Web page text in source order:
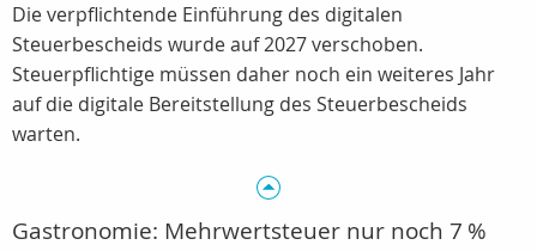
Die verpflichtende Einführung des digitalen
Steuerbescheids wurde auf 2027 verschoben.
Steuerpflichtige müssen daher noch ein weiteres Jahr
auf die digitale Bereitstellung des Steuerbescheids
warten.
Gastronomie: Mehrwertsteuer nur noch 7 %